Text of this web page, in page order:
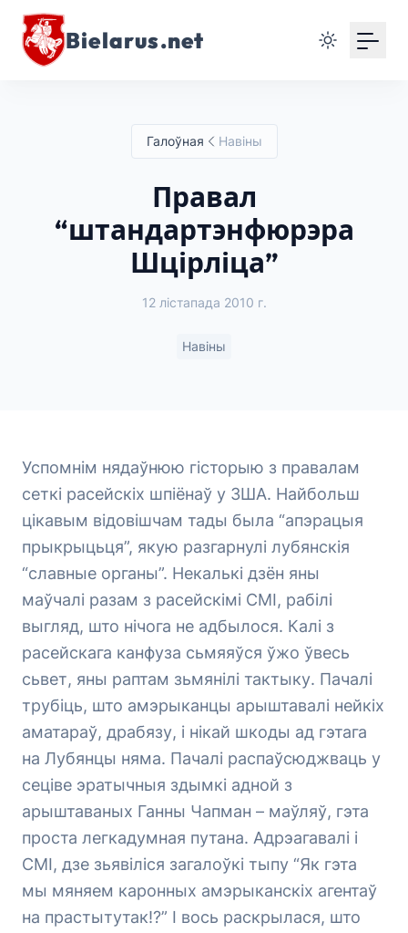
Bielarus.net
Галоўная Навіны
Правал
“штандартэнфюрэра
Шцірліца”
12 лістапада 2010 г.
Навіны
Успомнім нядаўнюю гісторыю з правалам
сеткі расейскіх шпіёнаў у ЗША. Найбольш
цікавым відовішчам тады была “апэрацыя
прыкрыцьця”, якую разгарнулі лубянскія
“славные органы”. Некалькі дзён яны
маўчалі разам з расейскімі СМІ, рабілі
выгляд, што нічога не адбылося. Калі з
расейскага канфуза сьмяяўся ўжо ўвесь
сьвет, яны раптам зьмянілі тактыку. Пачалі
трубіць, што амэрыканцы арыштавалі нейкіх
аматараў, драбязу, і нікай шкоды ад гэтага
на Лубянцы няма. Пачалі распаўсюджваць у
сеціве эратычныя здымкі адной з
арыштаваных Ганны Чапман – маўляў, гэта
проста легкадумная путана. Адрэагавалі і
СМІ, дзе зьявіліся загалоўкі тыпу “Як гэта
мы мяняем каронных амэрыканскіх агентаў
на прастытутак!?” І вось раскрылася, што